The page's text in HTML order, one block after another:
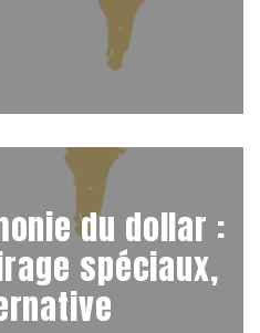
du dollar :
spéciaux,